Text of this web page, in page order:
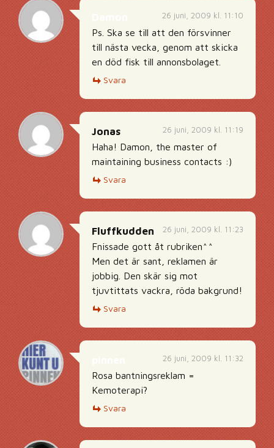
26 juni, 2009 kl. 11:10
Ps. Ska se till att den försvinner
till nästa vecka, genom att skicka
en död fisk till annonsbolaget.
Svara
26 juni, 2009 kl. 11:19
Jonas
Haha! Damon, the master of
maintaining business contacts :)
Svara
26 juni, 2009 kl. 11:23
Fluffkudden
Fnissade gott åt rubriken^^
Men det är sant, reklamen är
jobbig. Den skär sig mot
tjuvtittats vackra, röda bakgrund!
Svara
26 juni, 2009 kl. 11:32
Rosa bantningsreklam =
Kemoterapi?
Svara